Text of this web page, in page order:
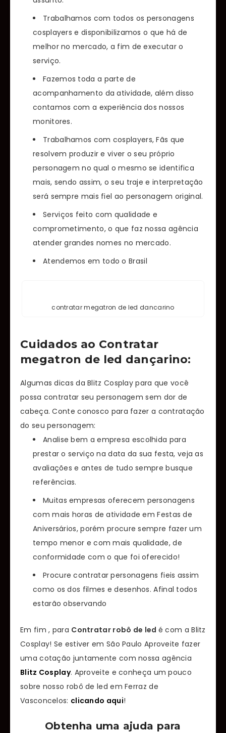
Trabalhamos com todos os personagens
cosplayers e disponibilizamos o que há de
melhor no mercado, a fim de executar o
serviço.
Fazemos toda a parte de
acompanhamento da atividade, além disso
contamos com a experiência dos nossos
monitores.
Trabalhamos com cosplayers, Fãs que
resolvem produzir e viver o seu próprio
personagem no qual o mesmo se identifica
mais, sendo assim, o seu traje e interpretação
será sempre mais fiel ao personagem original.
Serviços feito com qualidade e
comprometimento, o que faz nossa agência
atender grandes nomes no mercado.
Atendemos em todo o Brasil
contratar megatron de led dancarino
Cuidados ao Contratar
megatron de led dançarino:
Algumas dicas da Blitz Cosplay para que você
possa contratar seu personagem sem dor de
cabeça. Conte conosco para fazer a contratação
do seu personagem:
Analise bem a empresa escolhida para
prestar o serviço na data da sua festa, veja as
avaliações e antes de tudo sempre busque
referências.
Muitas empresas oferecem personagens
com mais horas de atividade em Festas de
Aniversários, porém procure sempre fazer um
tempo menor e com mais qualidade, de
conformidade com o que foi oferecido!
Procure contratar personagens fieis assim
como os dos filmes e desenhos. Afinal todos
estarão observando
Em fim , para Contratar robô de led é com a Blitz
Cosplay! Se estiver em São Paulo Aproveite fazer
uma cotação juntamente com nossa agência
Blitz Cosplay. Aproveite e conheça um pouco
sobre nosso robô de led em Ferraz de
Vasconcelos: clicando aqui!
Obtenha uma ajuda para